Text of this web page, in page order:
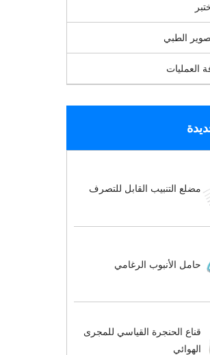
الطبي
العمليات
مضلع التنبيب القابل للتصرف
حامل الأنبوب الرغامي
قناع الحنجرة القياسي للمجرى
الهوائي